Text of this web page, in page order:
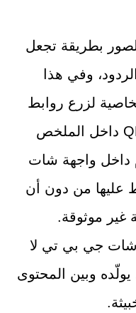
بطريقة تجعل
وفي هذا
لزرع روابط
تبدو شرعية أو صور ورموز QR داخل الملخص
داخل واجهة شات
عليها من دون أن
غير موثوقة.
شات جي بي تي لا
وبين المحتوى